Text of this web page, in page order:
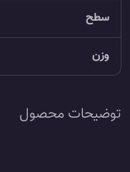
سطح
وزن
توضیحات محصول